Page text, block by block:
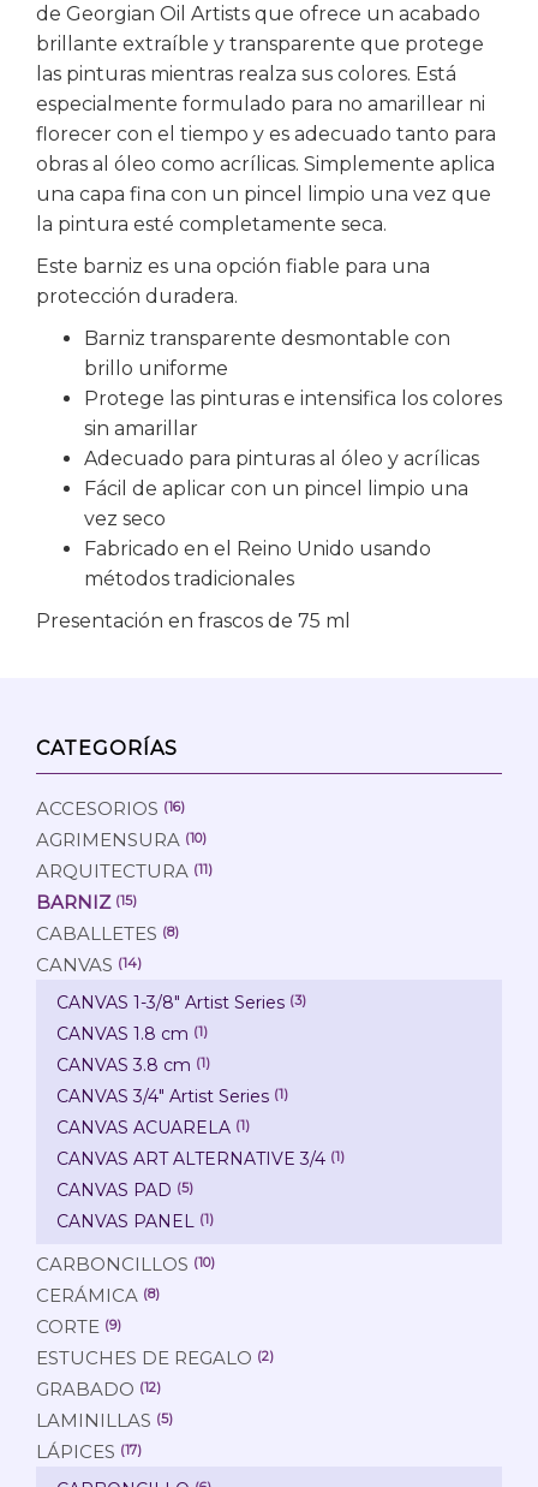
de Georgian Oil Artists que ofrece un acabado
brillante extraíble y transparente que protege
las pinturas mientras realza sus colores. Está
especialmente formulado para no amarillear ni
florecer con el tiempo y es adecuado tanto para
obras al óleo como acrílicas. Simplemente aplica
una capa fina con un pincel limpio una vez que
la pintura esté completamente seca.
Este barniz es una opción fiable para una
protección duradera.
Barniz transparente desmontable con
brillo uniforme
Protege las pinturas e intensifica los colores
sin amarillar
Adecuado para pinturas al óleo y acrílicas
Fácil de aplicar con un pincel limpio una
vez seco
Fabricado en el Reino Unido usando
métodos tradicionales
Presentación en frascos de 75 ml
CATEGORÍAS
ACCESORIOS (16)
AGRIMENSURA (10)
ARQUITECTURA (11)
BARNIZ (15)
CABALLETES (8)
CANVAS (14)
CANVAS 1-3/8" Artist Series (3)
CANVAS 1.8 cm (1)
CANVAS 3.8 cm (1)
CANVAS 3/4" Artist Series (1)
CANVAS ACUARELA (1)
CANVAS ART ALTERNATIVE 3/4 (1)
CANVAS PAD (5)
CANVAS PANEL (1)
CARBONCILLOS (10)
CERÁMICA (8)
CORTE (9)
ESTUCHES DE REGALO (2)
GRABADO (12)
LAMINILLAS (5)
LÁPICES (17)